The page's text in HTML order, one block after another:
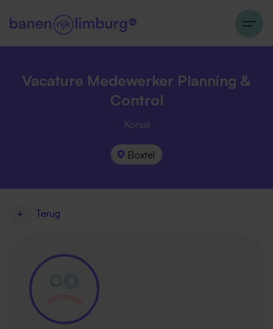
Vacature Medewerker Planning &
Control
Koraal
Boxtel
Terug